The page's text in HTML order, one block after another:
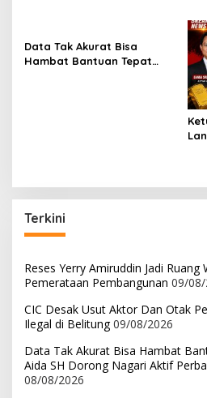
Data Tak Akurat Bisa
Hambat Bantuan Tepat
Terkini
Reses Yerry Amiruddin Jadi Ruang
Pemerataan Pembangunan 09/
CIC Desak Usut Aktor Dan Otak
Ilegal di Belitung 09/08/2026
Data Tak Akurat Bisa Hambat
Aida SH Dorong Nagari Aktif
08/08/2026